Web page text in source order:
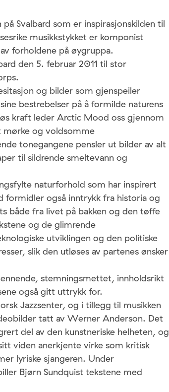
Svalbard som er inspirasjonskilden til
musikkstykket er komponist
forholdene på øygruppa.
den 5. februar 2011 til stor
og bilder som gjenspeiler
bestrebelser på å formilde naturens
kraft leder Arctic Mood oss gjennom
mørke og voldsomme
tonegangene pensler ut bilder av alt
til sildrende smeltevann og
naturforhold som har inspirert
formidler også inntrykk fra historia og
både fra livet på bakken og den tøffe
og de glimrende
utviklingen og den politiske
slik den utløses av partenes ønsker
stemningsmettet, innholdsrikt
også gitt uttrykk for.
Jazzsenter, og i tillegg til musikken
tatt av Werner Anderson. Det
del av den kunstneriske helheten, og
viden anerkjente virke som kritisk
lyriske sjangeren. Under
Bjørn Sundquist tekstene med